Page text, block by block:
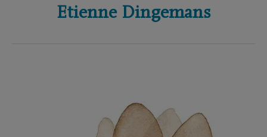
Etienne Dingemans